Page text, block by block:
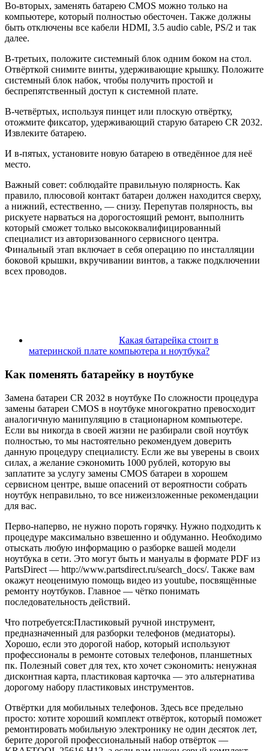
Во-вторых, заменять батарею CMOS можно только на
компьютере, который полностью обесточен. Также должны
быть отключены все кабели HDMI, 3.5 audio cable, PS/2 и так
далее.
В-третьих, положите системный блок одним боком на стол.
Отвёрткой снимите винты, удерживающие крышку. Положите
системный блок набок, чтобы получить простой и
беспрепятственный доступ к системной плате.
В-четвёртых, используя пинцет или плоскую отвёртку,
отожмите фиксатор, удерживающий старую батарею CR 2032.
Извлеките батарею.
И в-пятых, установите новую батарею в отведённое для неё
место.
Важный совет: соблюдайте правильную полярность. Как
правило, плюсовой контакт батареи должен находится сверху,
а нижний, естественно, — снизу. Перепутав полярность, вы
рискуете нарваться на дорогостоящий ремонт, выполнить
который сможет только высококвалифицированный
специалист из авторизованного сервисного центра.
Финальный этап включает в себя операцию по инсталляции
боковой крышки, вкручивании винтов, а также подключении
всех проводов.
Какая батарейка стоит в
материнской плате компьютера и ноутбука?
Как поменять батарейку в ноутбуке
Замена батареи CR 2032 в ноутбуке По сложности процедура
замены батареи CMOS в ноутбуке многократно превосходит
аналогичную манипуляцию в стационарном компьютере.
Если вы никогда в своей жизни не разбирали свой ноутбук
полностью, то мы настоятельно рекомендуем доверить
данную процедуру специалисту. Если же вы уверены в своих
силах, а желание сэкономить 1000 рублей, которую вы
заплатите за услугу замены CMOS батареи в хорошем
сервисном центре, выше опасений от вероятности собрать
ноутбук неправильно, то все нижеизложенные рекомендации
для вас.
Перво-наперво, не нужно пороть горячку. Нужно подходить к
процедуре максимально взвешенно и обдуманно. Необходимо
отыскать любую информацию о разборке вашей модели
ноутбука в сети. Это могут быть и мануалы в формате PDF из
PartsDirect — http://www.partsdirect.ru/search_docs/. Также вам
окажут неоценимую помощь видео из youtube, посвящённые
ремонту ноутбуков. Главное — чётко понимать
последовательность действий.
Что потребуется:Пластиковый ручной инструмент,
предназначенный для разборки телефонов (медиаторы).
Хорошо, если это дорогой набор, который используют
профессионалы в ремонте сотовых телефонов, планшетных
пк. Полезный совет для тех, кто хочет сэкономить: ненужная
дисконтная карта, пластиковая карточка — это альтернатива
дорогому набору пластиковых инструментов.
Отвёртки для мобильных телефонов. Здесь все предельно
просто: хотите хороший комплект отвёрток, который поможет
ремонтировать мобильную электронику не один десяток лет,
берите дорогой профессиональный набор отвёрток —